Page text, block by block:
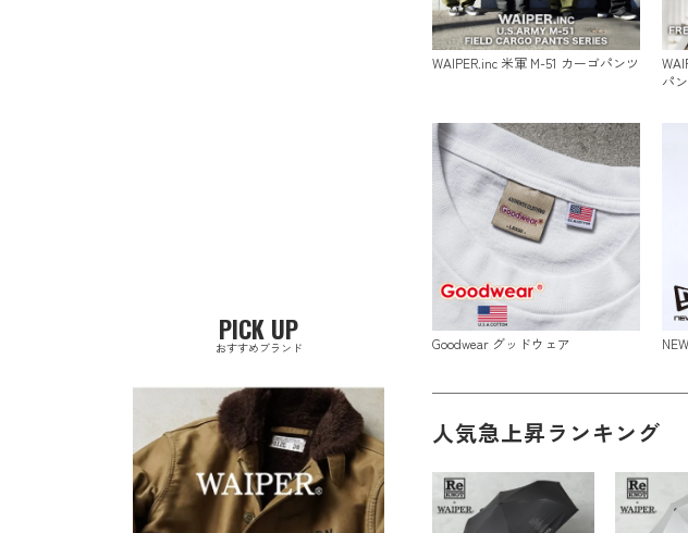
WAIPER.inc 米軍 M-51 カーゴパンツ
パ
Goodwear グッドウェア
人気急上昇ランキング
PICK UP
おすすめブランド